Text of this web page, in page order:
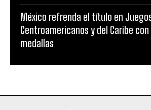
México refrenda el título en
Centroamericanos y del Caribe
medallas